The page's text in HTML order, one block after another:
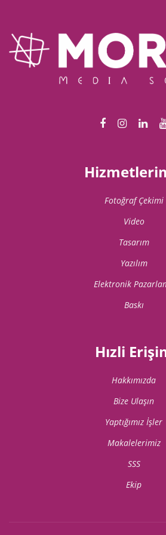
Fotoğraf Çekimi
Video
Tasarım
Yazılım
Elektronik
Baskı
Hızli
Hakkımızda
Bize Ulaşın
Yaptığımız İşler
Makalelerimiz
SSS
Ekip